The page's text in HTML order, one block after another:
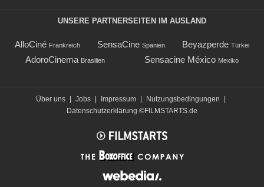
UNSERE PARTNERSEITEN IM AUSLAND
AlloCiné Frankreich SensaCine Spanien Beyazperde Türkei
AdoroCinema Brasilien Sensacine México Mexiko
Über uns | Jobs | Impressum | Nutzungsbedingungen
|
Datenschutzerklärung ©FILMSTARTS.de